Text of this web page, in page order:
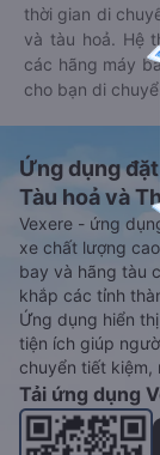
thời gian di
và tàu hoả. Hệ
các hãng máy
cho bạn di
Ứng dụng
Tàu hoả và
Vexere - ứng
xe chất lượng
bay và hãng tàu
khắp các tỉnh
Ứng dụng hiển
tiện ích giúp
chuyển tiết kiệm,
Tải ứng dụng